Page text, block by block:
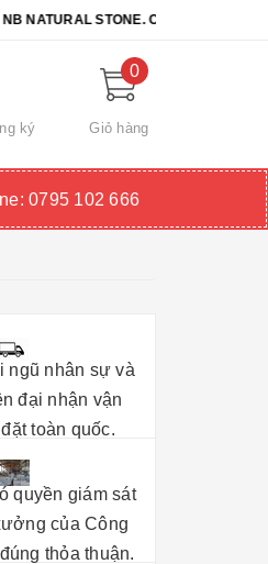
STONE. CHÚC QUÝ KHÁCH
ký
0
Giỏ hàng
0795 102 666
ngũ nhân sự và
đại nhận vận
toàn quốc.
quyền giám sát
của Công
thỏa thuận.